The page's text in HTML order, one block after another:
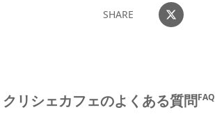
SHARE
クリシェカフェのよくある質問FAQ